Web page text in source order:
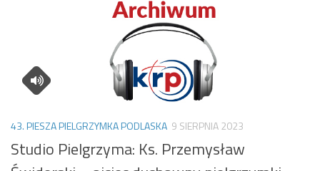
43. PIESZA PIELGRZYMKA PODLASKA 9 SIERPNIA 2023
Studio Pielgrzyma: Ks. Przemysław